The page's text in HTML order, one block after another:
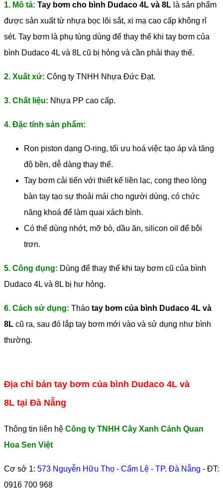
1. Mô tả: Tay bơm cho bình Dudaco 4L và 8L là sản phẩm
được sản xuất từ nhựa bọc lõi sắt, xi mạ cao cấp không rỉ
sét. Tay bơm là phụ tùng dùng để thay thế khi tay bơm của
bình Dudaco 4L và 8L cũ bị hỏng và cần phải thay thế.
2. Xuất xứ: Công ty TNHH Nhựa Đức Đạt.
3. Chất liệu: Nhựa PP cao cấp.
4. Đặc tính sản phẩm:
Ron piston dạng O-ring, tối ưu hoá việc tạo áp và tăng
độ bền, dễ dàng thay thế.
Tay bơm cải tiến với thiết kế liền lạc, cong theo lòng
bàn tay tạo sự thoải mái cho người dùng, có chức
năng khoá để làm quai xách bình.
Có thể dùng nhớt, mỡ bò, dầu ăn, silicon oil để bôi
trơn.
5. Công dụng: Dùng để thay thế khi tay bơm cũ của bình
Dudaco 4L và 8L bị hư hỏng.
6. Cách sử dụng: Tháo tay bơm của bình Dudaco 4L và
8L cũ ra, sau đó lắp tay bơm mới vào và sử dụng như bình
thường.
Địa chỉ bán tay bơm của bình Dudaco 4L và
8L tại Đà Nẵng
Thông tin liên hệ Công ty TNHH Cây Xanh Cảnh Quan
Hoa Sen Việt
Cơ sở 1: 573 Nguyễn Hữu Thọ - Cẩm Lệ - TP. Đà Nẵng - ĐT:
0916 700 968